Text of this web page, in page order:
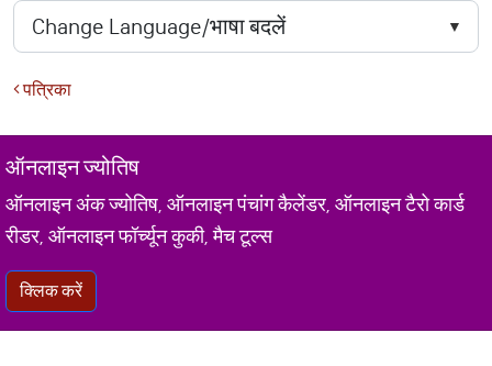
पत्रिका
ऑनलाइन ज्योतिष
ऑनलाइन अंक ज्योतिष, ऑनलाइन पंचांग कैलेंडर, ऑनलाइन टैरो कार्ड
रीडर, ऑनलाइन फॉर्च्यून कुकी, मैच टूल्स
क्लिक करें